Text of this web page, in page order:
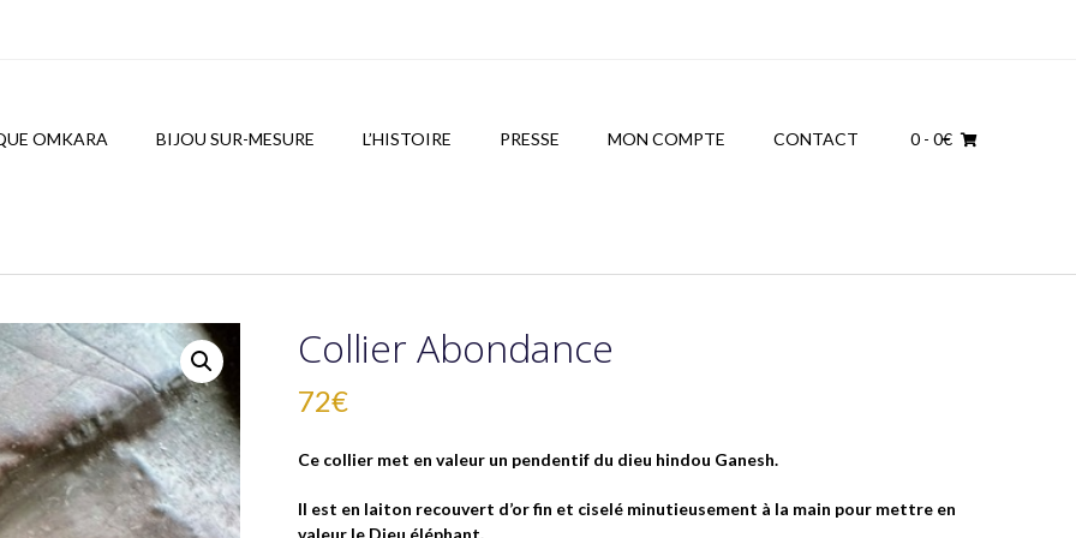
OMKARA BIJOU SUR-MESURE L’HISTOIRE PRESSE MON COMPTE CONTACT 0 - 0€
Collier Abondance
72€
Ce collier met en valeur un pendentif du dieu hindou Ganesh.
Il est en laiton recouvert d’or fin et ciselé minutieusement à la main pour mettre en
valeur le Dieu éléphant.